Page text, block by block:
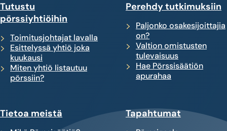
Tutustu
pörssiyhtiöihin
Toimitusjohtajat lavalla
Esittelyssä yhtiö joka
kuukausi
Miten yhtiö listautuu
pörssiin?
Perehdy tutkimuksiin
Paljonko osakesijoittajia
on?
Valtion omistusten
tulevaisuus
Hae Pörssisäätiön
apurahaa
Tietoa meistä Tapahtumat